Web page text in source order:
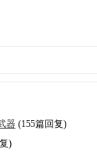
器(155篇回复)
)